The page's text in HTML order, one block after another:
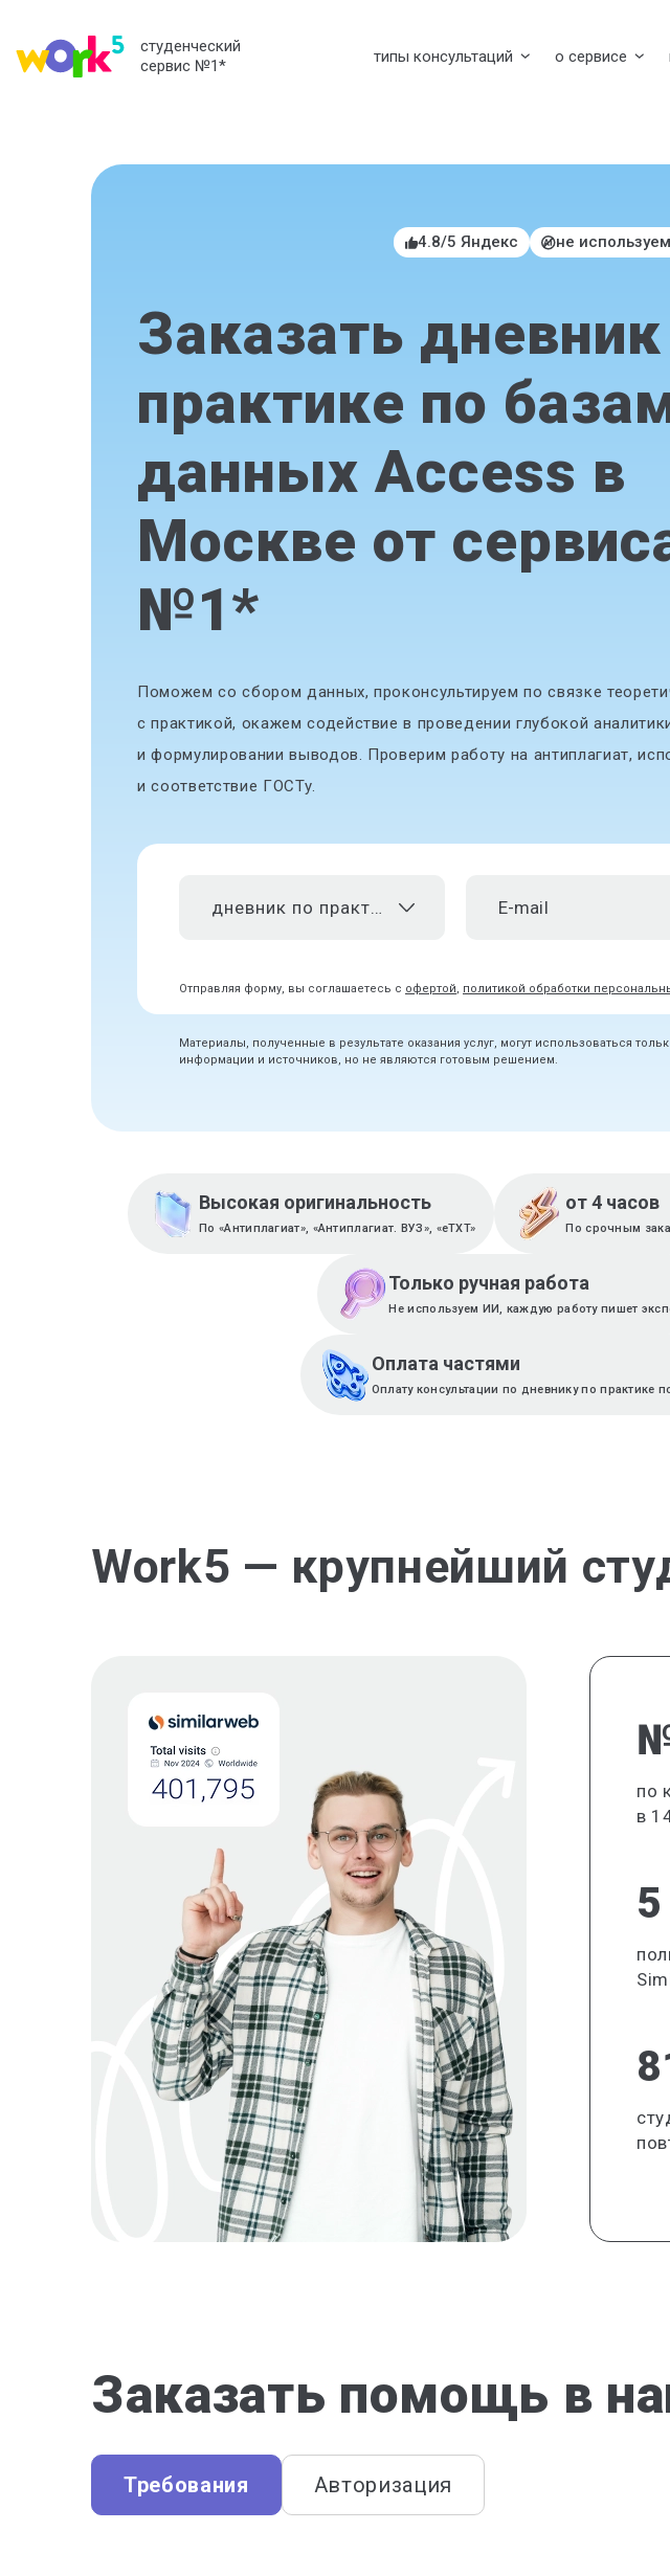
студенческий
сервис №1* типы консультаций о сервисе
4.8/5 Яндекс не
Заказать
практике по
данных Access в
Москве от
№1*
Поможем со сбором данных, проконсультируем по связке
с практикой, окажем содействие в проведении глубокой
и формулировании выводов. Проверим работу на антиплагиат,
и соответствие ГОСТу.
дневник по практике
Отправляя форму, вы соглашаетесь с офертой, политикой обработки
Материалы, полученные в результате оказания услуг, могут использоваться
информации и источников, но не являются готовым решением.
Высокая оригинальность
По «Антиплагиат», «Антиплагиат. ВУЗ», «eTXT»
от 4 часов
По срочным
Только ручная работа
Не используем ИИ, каждую работу пишет
Оплата частями
Оплату консультации по дневнику по
Work5 — крупнейший
по
в
Заказать помощь в
Требования Авторизация